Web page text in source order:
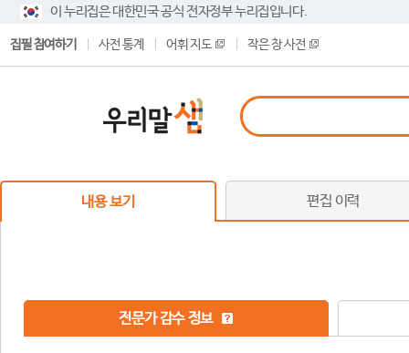
이 누리집은 대한민국 공식 전자정부 누리집입니다.
집필 참여하기 사전 통계 어휘 지도 작은 창 사전
내용 보기 편집 이력
전문가 감수 정보